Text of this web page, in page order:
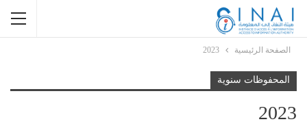
الصفحة الرئيسية 2023
المحفوظات سنوية
2023